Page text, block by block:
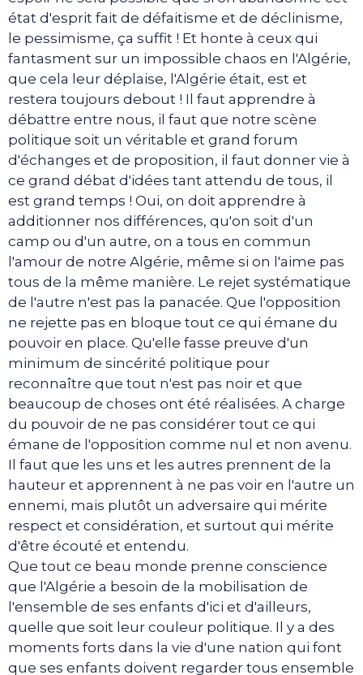
état d'esprit fait de défaitisme et de déclinisme,
le pessimisme, ça suffit ! Et honte à ceux qui
fantasment sur un impossible chaos en l'Algérie,
que cela leur déplaise, l'Algérie était, est et
restera toujours debout ! Il faut apprendre à
débattre entre nous, il faut que notre scène
politique soit un véritable et grand forum
d'échanges et de proposition, il faut donner vie à
ce grand débat d'idées tant attendu de tous, il
est grand temps ! Oui, on doit apprendre à
additionner nos différences, qu'on soit d'un
camp ou d'un autre, on a tous en commun
l'amour de notre Algérie, même si on l'aime pas
tous de la même manière. Le rejet systématique
de l'autre n'est pas la panacée. Que l'opposition
ne rejette pas en bloque tout ce qui émane du
pouvoir en place. Qu'elle fasse preuve d'un
minimum de sincérité politique pour
reconnaître que tout n'est pas noir et que
beaucoup de choses ont été réalisées. A charge
du pouvoir de ne pas considérer tout ce qui
émane de l'opposition comme nul et non avenu.
Il faut que les uns et les autres prennent de la
hauteur et apprennent à ne pas voir en l'autre un
ennemi, mais plutôt un adversaire qui mérite
respect et considération, et surtout qui mérite
d'être écouté et entendu.
Que tout ce beau monde prenne conscience
que l'Algérie a besoin de la mobilisation de
l'ensemble de ses enfants d'ici et d'ailleurs,
quelle que soit leur couleur politique. Il y a des
moments forts dans la vie d'une nation qui font
que ses enfants doivent regarder tous ensemble